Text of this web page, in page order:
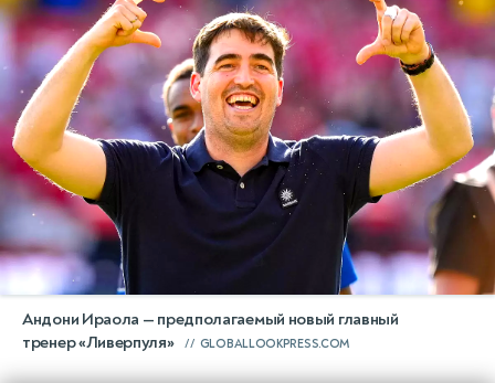
Андони Ираола — предполагаемый новый главный
тренер «Ливерпуля»
GLOBALLOOKPRESS.COM